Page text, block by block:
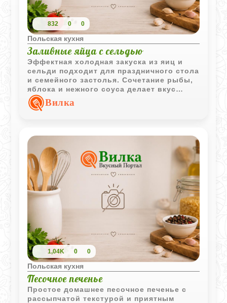
832 0 0
Польская кухня
Заливные яйца с сельдью
Эффектная холодная закуска из яиц и
сельди подходит для праздничного стола
и семейного застолья. Сочетание рыбы,
яблока и нежного соуса делает вкус
насыщенным и сбалансированным.
Вилка
1,04K 0 0
Польская кухня
Песочное печенье
Простое домашнее песочное печенье с
рассыпчатой текстурой и приятным